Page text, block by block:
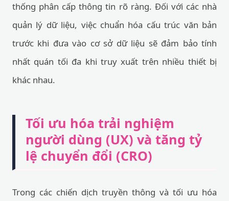
thống phân cấp thông tin rõ ràng. Đối với các nhà
quản lý dữ liệu, việc chuẩn hóa cấu trúc văn bản
trước khi đưa vào cơ sở dữ liệu sẽ đảm bảo tính
nhất quán tối đa khi truy xuất trên nhiều thiết bị
khác nhau.
Tối ưu hóa trải nghiệm
người dùng (UX) và tăng tỷ
lệ chuyển đổi (CRO)
Trong các chiến dịch truyền thông và tối ưu hóa